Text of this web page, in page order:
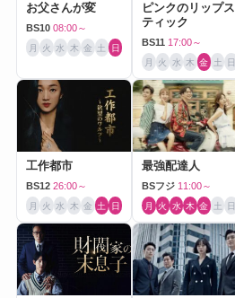
お父さんが変
BS10 08:00～
月 火 水 木 金 土 日
ピンクのリップス
ティック
BS11 17:00～
月 火 水 木 金 土 日
工作都市
BS12 26:00～
月 火 水 木 金 土 日
最強配達人
BSフジ 11:00～
月 火 水 木 金 土 日